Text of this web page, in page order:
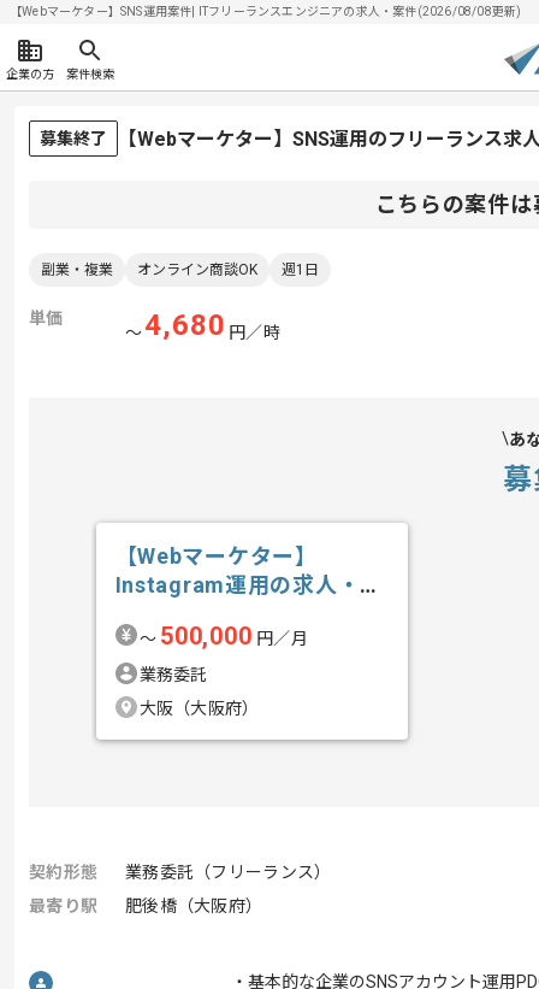
【Webマーケター】SNS運用案件| ITフリーランスエンジニアの求人・案件(2026/08/08更新)
企業の方 案件検索
募集終了 【Webマーケター】SNS運用のフリーランス求
こちらの案件
副業・複業 オンライン商談OK 週1日
単価
〜4,680 円／時
あ
【Webマーケター】
Instagram運用の求人・案
〜 500,000 円／月
業務委託
大阪（大阪府）
契約形態
業務委託（フリーランス）
最寄り駅
肥後橋（大阪府）
・基本的な企業のSNSアカウント運用